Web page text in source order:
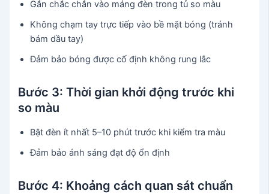
Gắn chắc chắn vào máng đèn trong tủ so màu
Không chạm tay trực tiếp vào bề mặt bóng (tránh
bám dầu tay)
Đảm bảo bóng được cố định không rung lắc
Bước 3: Thời gian khởi động trước khi
so màu
Bật đèn ít nhất 5–10 phút trước khi kiểm tra màu
Đảm bảo ánh sáng đạt độ ổn định
Bước 4: Khoảng cách quan sát chuẩn